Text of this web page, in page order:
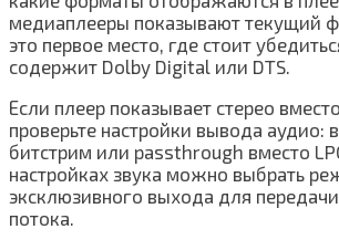
медиаплееры показывают текущий
это первое место, где стоит
содержит Dolby Digital или DTS.
Если плеер показывает стерео
проверьте настройки вывода аудио:
битстрим или passthrough вместо
настройках звука можно выбрать
эксклюзивного выхода для
потока.